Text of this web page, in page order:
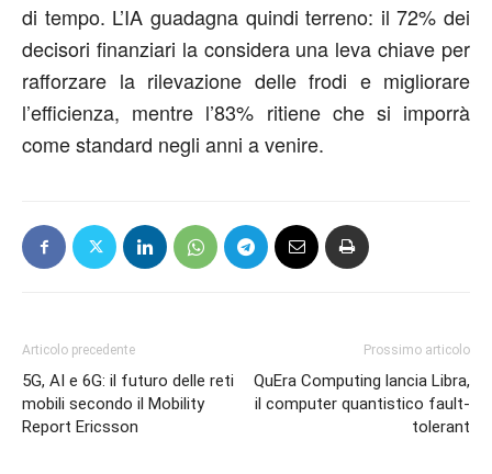
di tempo. L’IA guadagna quindi terreno: il 72% dei
decisori finanziari la considera una leva chiave per
rafforzare la rilevazione delle frodi e migliorare
l’efficienza, mentre l’83% ritiene che si imporrà
come standard negli anni a venire.
Articolo precedente
5G, AI e 6G: il futuro delle reti
mobili secondo il Mobility
Report Ericsson
Prossimo articolo
QuEra Computing lancia Libra,
il computer quantistico fault-
tolerant